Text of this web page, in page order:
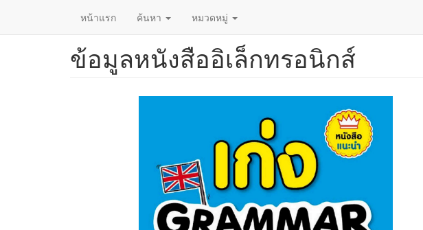
หน้าแรก ค้นหา หมวดหมู่
ข้อมูลหนังสืออิเล็กทรอนิกส์